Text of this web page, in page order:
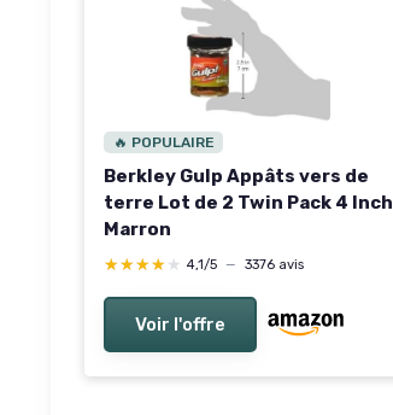
🔥 POPULAIRE
Berkley Gulp Appâts vers de
terre Lot de 2 Twin Pack 4 Inch
Marron
★★★★★
★★★★★ 4,1/5 — 3376 avis
Voir l'offre